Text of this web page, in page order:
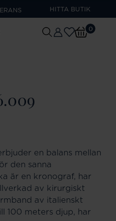
HITTA BUTIK
0
en balans mellan
den sanna
är en kronograf, har
av kirurgiskt
av italienskt
100 meters djup, har